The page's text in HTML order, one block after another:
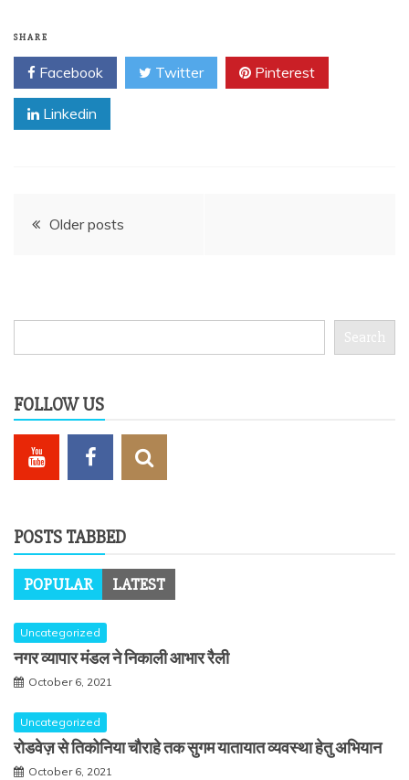
SHARE
Facebook Twitter Pinterest
Linkedin
Posts
Older posts
Search
FOLLOW US
POSTS TABBED
POPULAR LATEST
Uncategorized
नगर व्यापार मंडल ने निकाली आभार रैली
October 6, 2021
Uncategorized
रोडवेज़ से तिकोनिया चौराहे तक सुगम यातायात व्यवस्था हेतु अभियान
October 6, 2021